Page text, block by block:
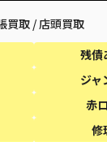
見積(非公開)
見積(非公開)
見積(非公開)
見積(非公開)
買取 / 店頭買取
残
ジ
赤